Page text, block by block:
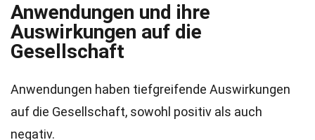
Anwendungen und ihre
Auswirkungen auf die
Gesellschaft
Anwendungen haben tiefgreifende Auswirkungen
auf die Gesellschaft, sowohl positiv als auch
negativ.